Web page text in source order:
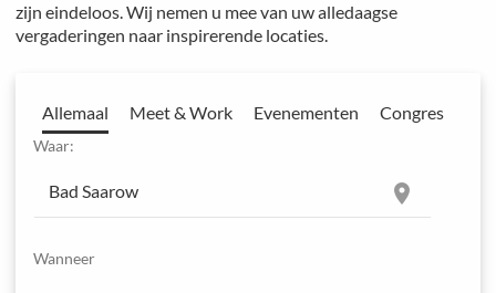
zijn eindeloos. Wij nemen u mee van uw alledaagse
vergaderingen naar inspirerende locaties.
Allemaal Meet & Work Evenementen Congres
Waar:
location_on
Wanneer